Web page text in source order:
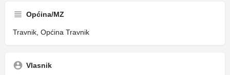
Općina/MZ
Travnik, Općina Travnik
Vlasnik